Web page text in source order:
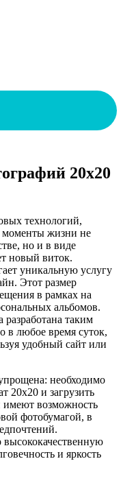
20х20
технологий,
моменты жизни не
но и в виде
новый виток.
уникальную услугу
Этот размер
в рамках на
альбомов.
разработана таким
в любое время суток,
удобный сайт или
необходимо
20х20 и загрузить
имеют возможность
фотобумагой, в
высококачественную
и яркость